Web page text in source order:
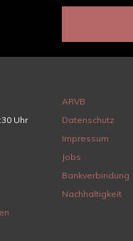
Uhr
ARVB
Datenschutz
Impressum
Jobs
Bankverbindung
Nachhaltigkeit